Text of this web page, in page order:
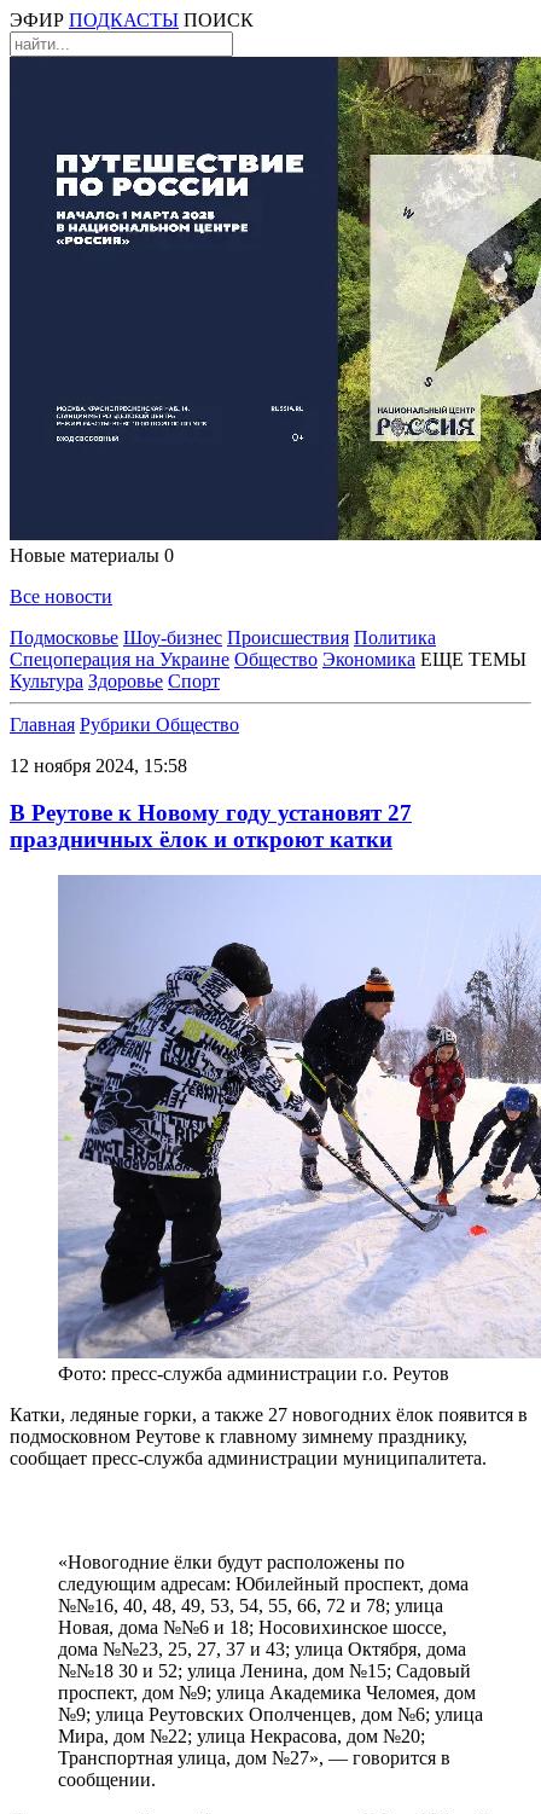
ЭФИР ПОДКАСТЫ ПОИСК
Новые материалы 0
Все новости
Подмосковье Шоу-бизнес Происшествия Политика
Спецоперация на Украине Общество Экономика ЕЩЕ ТЕМЫ
Культура Здоровье Спорт
Главная Рубрики Общество
12 ноября 2024, 15:58
В Реутове к Новому году установят 27
праздничных ёлок и откроют катки
Фото: пресс-служба администрации г.о. Реутов
Катки, ледяные горки, а также 27 новогодних ёлок появится в
подмосковном Реутове к главному зимнему празднику,
сообщает пресс-служба администрации муниципалитета.
«Новогодние ёлки будут расположены по
следующим адресам: Юбилейный проспект, дома
№№16, 40, 48, 49, 53, 54, 55, 66, 72 и 78; улица
Новая, дома №№6 и 18; Носовихинское шоссе,
дома №№23, 25, 27, 37 и 43; улица Октября, дома
№№18 30 и 52; улица Ленина, дом №15; Садовый
проспект, дом №9; улица Академика Челомея, дом
№9; улица Реутовских Ополченцев, дом №6; улица
Мира, дом №22; улица Некрасова, дом №20;
Транспортная улица, дом №27», — говорится в
сообщении.